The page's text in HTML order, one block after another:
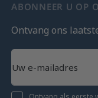
ABONNEER U OP
Ontvang ons